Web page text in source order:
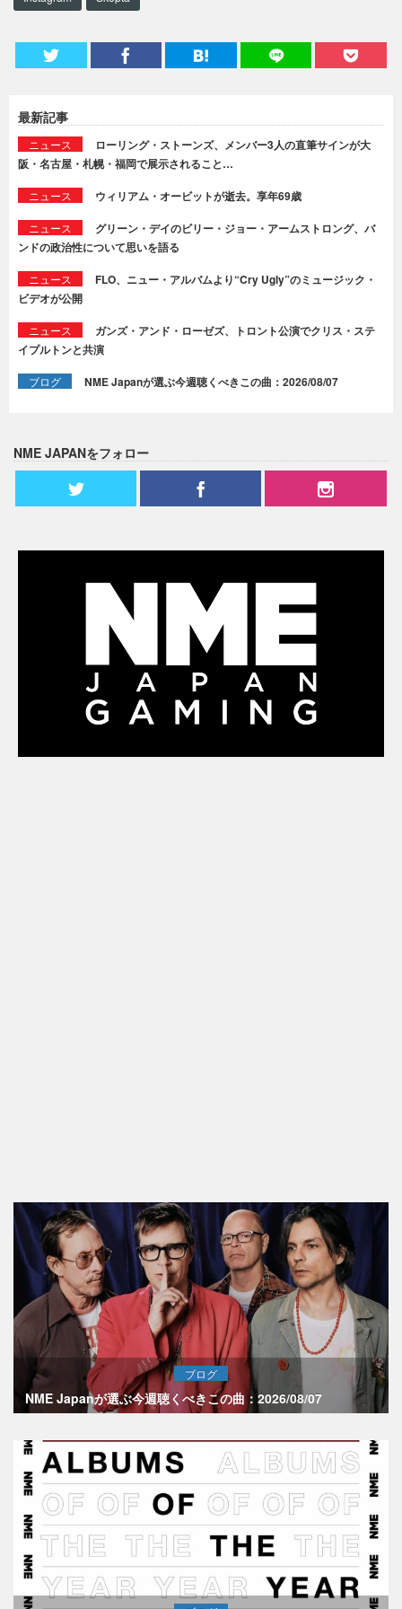
最新記事
ニュース
ローリング・ストーンズ、メンバー3人の直筆サインが大
阪・名古屋・札幌・福岡で展示されること…
ニュース ウィリアム・オービットが逝去。享年69歳
ニュース
グリーン・デイのビリー・ジョー・アームストロング、バ
ンドの政治性について思いを語る
ニュース
FLO、ニュー・アルバムより“Cry Ugly”のミュージック・
ビデオが公開
ニュース
ガンズ・アンド・ローゼズ、トロント公演でクリス・ステ
イプルトンと共演
ブログ NME Japanが選ぶ今週聴くべきこの曲：2026/08/07
NME JAPANをフォロー
ブログ
NME Japanが選ぶ今週聴くべきこの曲：2026/08/07